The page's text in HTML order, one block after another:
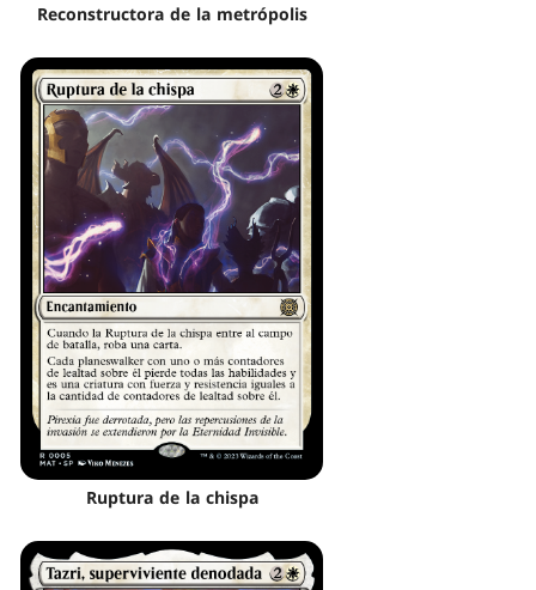
Reconstructora de la metrópolis
Ruptura de la chispa